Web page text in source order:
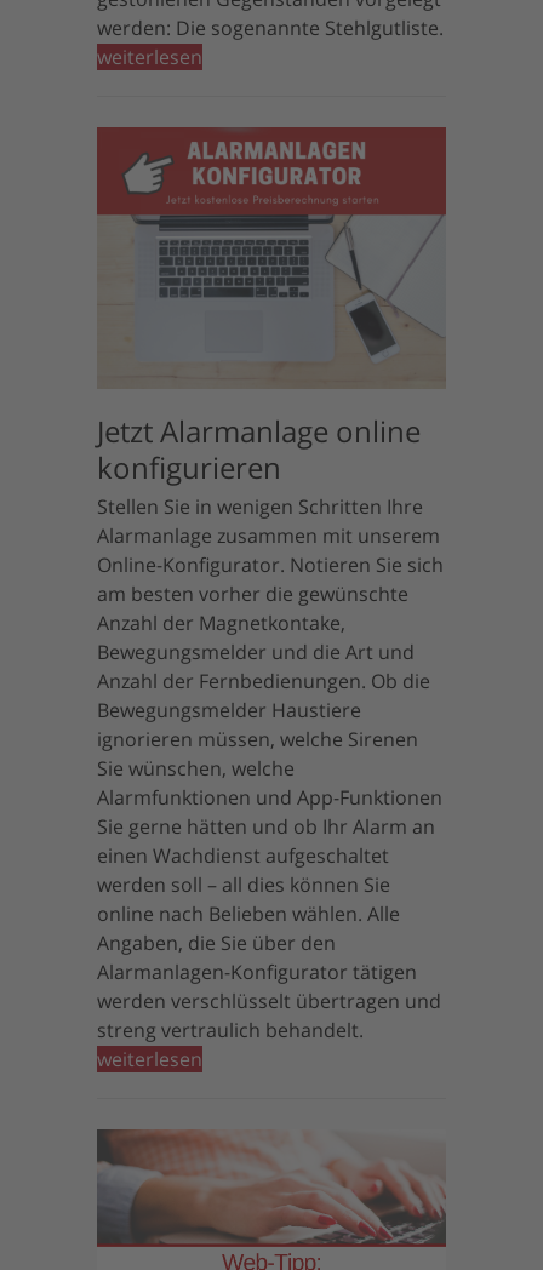
werden: Die sogenannte Stehlgutliste.
weiterlesen
Jetzt Alarmanlage online
konfigurieren
Stellen Sie in wenigen Schritten Ihre
Alarmanlage zusammen mit unserem
Online-Konfigurator. Notieren Sie sich
am besten vorher die gewünschte
Anzahl der Magnetkontake,
Bewegungsmelder und die Art und
Anzahl der Fernbedienungen. Ob die
Bewegungsmelder Haustiere
ignorieren müssen, welche Sirenen
Sie wünschen, welche
Alarmfunktionen und App-Funktionen
Sie gerne hätten und ob Ihr Alarm an
einen Wachdienst aufgeschaltet
werden soll – all dies können Sie
online nach Belieben wählen. Alle
Angaben, die Sie über den
Alarmanlagen-Konfigurator tätigen
werden verschlüsselt übertragen und
streng vertraulich behandelt.
weiterlesen